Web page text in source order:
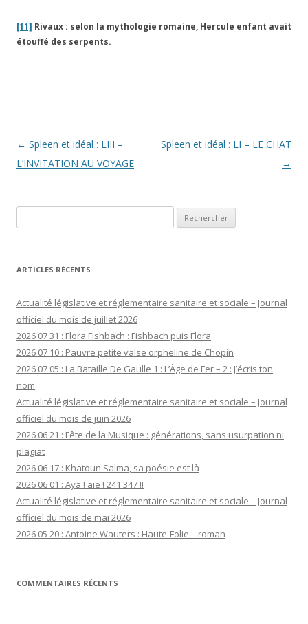
[11] Rivaux : selon la mythologie romaine, Hercule enfant avait
étouffé des serpents.
Navigation
des
← Spleen et idéal : LIII –
L’INVITATION AU VOYAGE
Spleen et idéal : LI – LE CHAT
→
ARTICLES RÉCENTS
Actualité législative et réglementaire sanitaire et sociale – Journal
officiel du mois de juillet 2026
2026 07 31 : Flora Fishbach : Fishbach puis Flora
2026 07 10 : Pauvre petite valse orpheline de Chopin
2026 07 05 : La Bataille De Gaulle 1 : L’Âge de Fer – 2 : J’écris ton
nom
Actualité législative et réglementaire sanitaire et sociale – Journal
officiel du mois de juin 2026
2026 06 21 : Fête de la Musique : générations, sans usurpation ni
plagiat
2026 06 17 : Khatoun Salma, sa poésie est là
2026 06 01 : Aya ! aïe ! 241 347 !!
Actualité législative et réglementaire sanitaire et sociale – Journal
officiel du mois de mai 2026
2026 05 20 : Antoine Wauters : Haute-Folie – roman
COMMENTAIRES RÉCENTS